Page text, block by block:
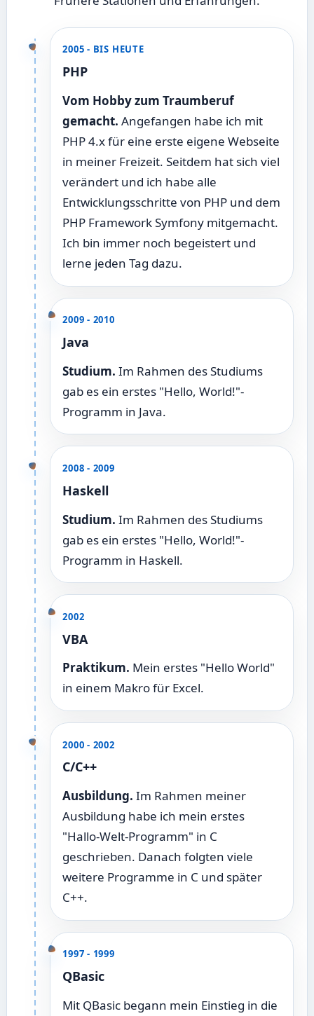
2005 - BIS HEUTE
PHP
Vom Hobby zum Traumberuf
gemacht. Angefangen habe ich mit
PHP 4.x für eine erste eigene Webseite
in meiner Freizeit. Seitdem hat sich viel
verändert und ich habe alle
Entwicklungsschritte von PHP und dem
PHP Framework Symfony mitgemacht.
Ich bin immer noch begeistert und
lerne jeden Tag dazu.
2009 - 2010
Java
Studium. Im Rahmen des Studiums
gab es ein erstes "Hello, World!"-
Programm in Java.
2008 - 2009
Haskell
Studium. Im Rahmen des Studiums
gab es ein erstes "Hello, World!"-
Programm in Haskell.
2002
VBA
Praktikum. Mein erstes "Hello World"
in einem Makro für Excel.
2000 - 2002
C/C++
Ausbildung. Im Rahmen meiner
Ausbildung habe ich mein erstes
"Hallo-Welt-Programm" in C
geschrieben. Danach folgten viele
weitere Programme in C und später
C++.
1997 - 1999
QBasic
Mit QBasic begann mein Einstieg in die